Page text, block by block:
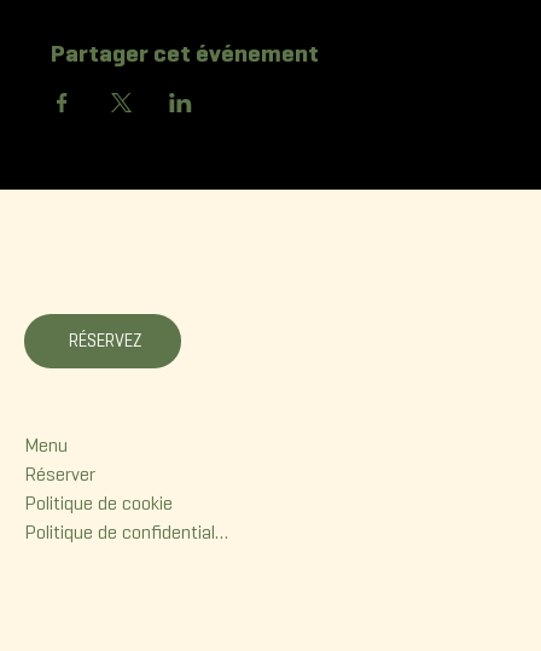
Partager cet événement
Menu
Réserver
Politique de cookie
Politique de confidentialité
RÉSERVEZ